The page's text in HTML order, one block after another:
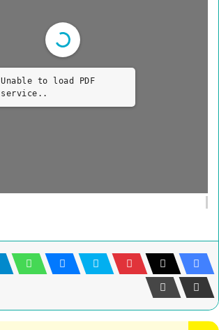
Unable to load PDF
service..